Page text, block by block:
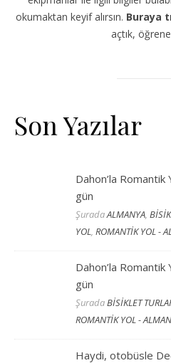
okumaktan keyif alırsın. Buraya
açtık,
Son Yazılar
Dahon’la
gün
ŞuradaALMANYA,
YOL,ROMANTİK YOL -
Dahon’la
gün
ŞuradaBİSİKLET
ROMANTİK YOL -
Haydi, otobüsle